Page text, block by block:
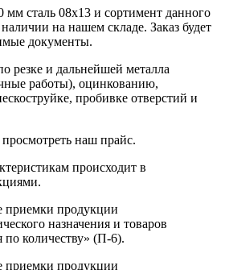
сталь 08х13 и сортимент данного
на нашем складе. Заказ будет
документы.
резке и дальнейшей металла
работы), оцинкованию,
пробивке отверстий и
наш прайс.
происходит в
приемки продукции
назначения и товаров
по количеству» (П-6).
приемки продукции